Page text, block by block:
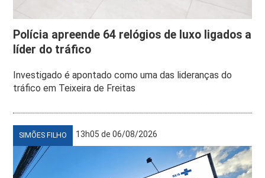
Polícia apreende 64 relógios de luxo ligados a
líder do tráfico
Investigado é apontado como uma das lideranças do
tráfico em Teixeira de Freitas
SIMÕES FILHO 13h05 de 06/08/2026